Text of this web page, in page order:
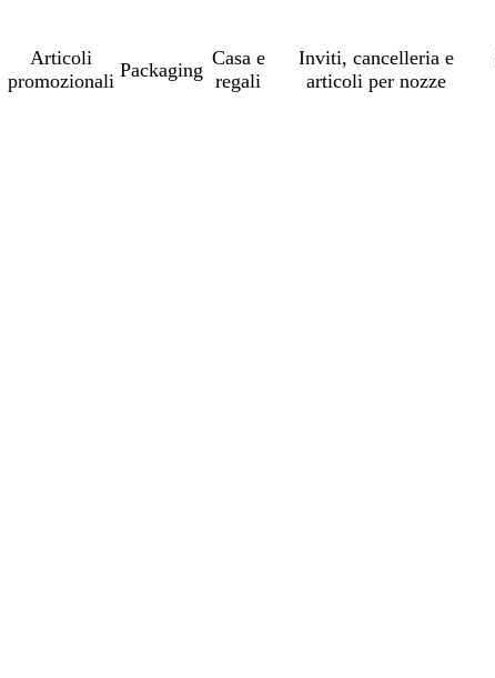
Articoli
promozionali
Packaging
Casa e
regali
Inviti, cancelleria e
articoli per nozze